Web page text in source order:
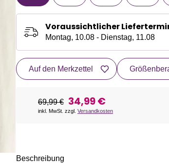
Voraussichtlicher
Montag, 10.08 - Dienstag, 11.08
Auf den Merkzettel
69,99 € 34,99 €
inkl. MwSt. zzgl. Versandkosten
Beschreibung